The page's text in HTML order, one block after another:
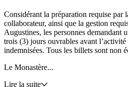
Considérant la préparation requise par
collaborateur, ainsi que la gestion
Augustines, les personnes demandant
trois (3) jours ouvrables avant
indemnisées. Tous les billets sont non
Le Monastère...
Lire la suite